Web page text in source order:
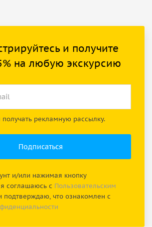
и получите
на любую экскурсию
получать рекламную рассылку.
и/или нажимая кнопку
соглашаюсь с Пользовательским
подтверждаю, что ознакомлен с